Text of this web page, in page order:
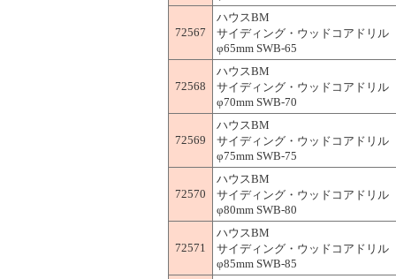
72567
ハウスBM
サイディング・ウッドコアドリ
φ65mm SWB-65
72568
ハウスBM
サイディング・ウッドコアドリ
φ70mm SWB-70
72569
ハウスBM
サイディング・ウッドコアドリ
φ75mm SWB-75
72570
ハウスBM
サイディング・ウッドコアドリ
φ80mm SWB-80
72571
ハウスBM
サイディング・ウッドコアドリ
φ85mm SWB-85